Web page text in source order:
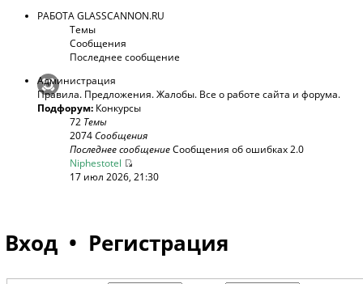
РАБОТА GLASSCANNON.RU
Темы
Сообщения
Последнее сообщение
Администрация
Правила. Предложения. Жалобы. Все о работе сайта и форума.
Подфорум: Конкурсы
72 Темы
2074Сообщения
Последнее сообщениеСообщения об ошибках 2.0
Niphestotel
17 июл 2026, 21:30
Вход • Регистрация